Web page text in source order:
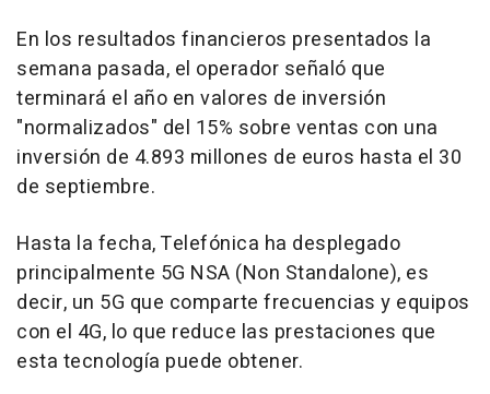
En los resultados financieros presentados la
semana pasada, el operador señaló que
terminará el año en valores de inversión
"normalizados" del 15% sobre ventas con una
inversión de 4.893 millones de euros hasta el 30
de septiembre.
Hasta la fecha, Telefónica ha desplegado
principalmente 5G NSA (Non Standalone), es
decir, un 5G que comparte frecuencias y equipos
con el 4G, lo que reduce las prestaciones que
esta tecnología puede obtener.